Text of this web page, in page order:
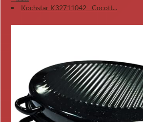
Kochstar K32711042 - Cocott...